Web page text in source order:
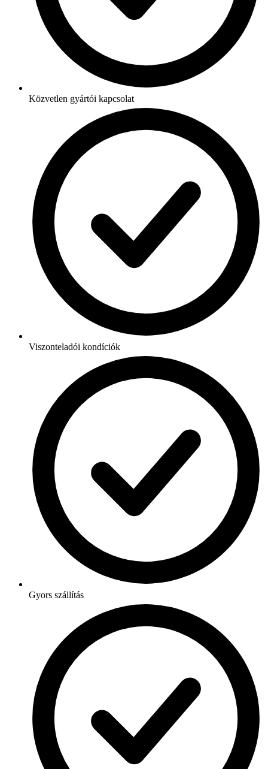
Közvetlen gyártói kapcsolat
Viszonteladói kondíciók
Gyors szállítás